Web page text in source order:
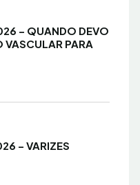
– QUANDO DEVO
VASCULAR PARA
– VARIZES